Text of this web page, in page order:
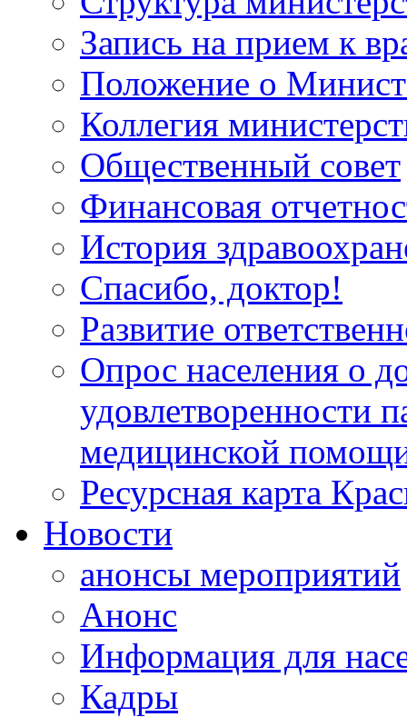
Запись на прием к
Положение о
Коллегия
Общественный совет
Финансовая
История
Спасибо, доктор!
Развитие
Опрос населения о
удовлетворенности
медицинской
Ресурсная карта
Новости
анонсы мероприятий
Анонс
Информация для
Кадры